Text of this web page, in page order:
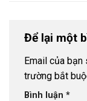
Để lại một
Email của bạn
trường bắt
Bình luận *